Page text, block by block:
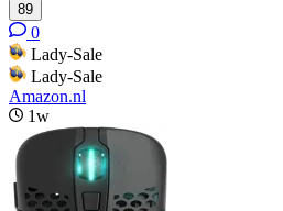
89
0
Lady-Sale
Lady-Sale
Amazon.nl
1w